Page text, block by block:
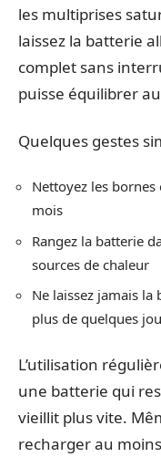
les multiprises
laissez la batterie
complet sans
puisse équilibrer
Quelques gestes
Nettoyez les bornes
mois
Rangez la batterie
sources de chaleur
Ne laissez jamais
plus de quelques
L’utilisation
une batterie qui
vieillit plus vite.
recharger au